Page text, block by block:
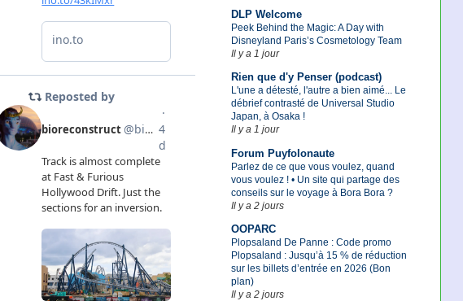
DLP Welcome
Peek Behind the Magic: A Day with
Disneyland Paris’s Cosmetology Team
Il y a 1 jour
Rien que d'y Penser (podcast)
L'une a détesté, l'autre a bien aimé... Le
débrief contrasté de Universal Studio
Japan, à Osaka !
Il y a 1 jour
Forum Puyfolonaute
Parlez de ce que vous voulez, quand
vous voulez ! • Un site qui partage des
conseils sur le voyage à Bora Bora ?
Il y a 2 jours
OOPARC
Plopsaland De Panne : Code promo
Plopsaland : Jusqu’à 15 % de réduction
sur les billets d’entrée en 2026 (Bon
plan)
Il y a 2 jours